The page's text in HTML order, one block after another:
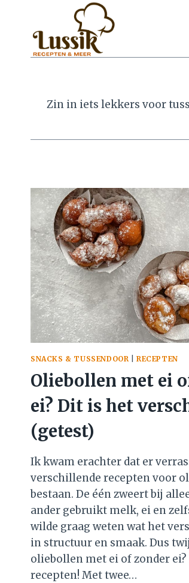
inhoud
Zin in iets lekkers voor
SNACKS & TUSSENDOOR |RECEPTEN
Oliebollen met ei
ei? Dit is het
(getest)
Ik kwam erachter dat er
verschillende recepten voor
bestaan. De één zweert bij
ander gebruikt melk, ei en
wilde graag weten wat het
in structuur en smaak. Dus
oliebollen met ei of zonder
recepten! Met twee…